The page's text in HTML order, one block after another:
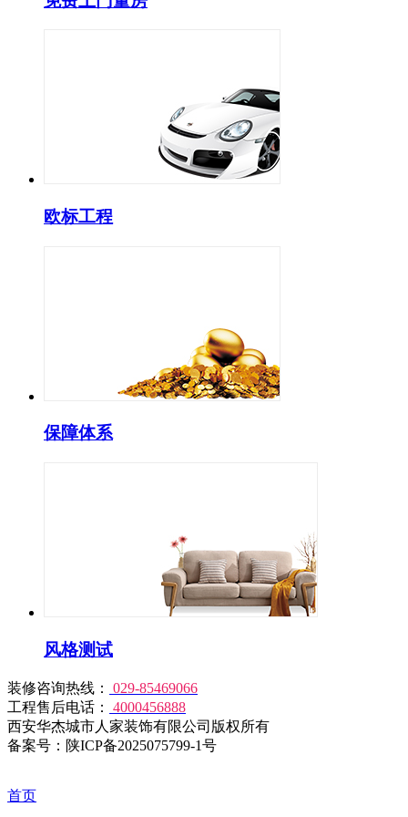
欧标工程
保障体系
风格测试
装修咨询热线：
029-85469066
工程售后电话：
4000456888
西安华杰城市人家装饰有限公司版权所有
备案号：陕ICP备2025075799-1号
首页